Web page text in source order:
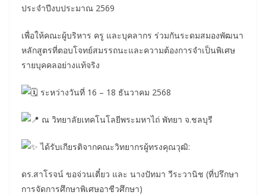
ประจำปีงบประมาณ 2569
เพื่อให้คณะผู้บริหาร ครู และบุคลากร ร่วมกันระดมสมองพัฒนา
หลักสูตรที่ตอบโจทย์สมรรถนะและความต้องการจำเป็นพิเศษ
รายบุคคลอย่างแท้จริง
ระหว่างวันที่ 16 – 18 ธันวาคม 2568
ณ วิทยาลัยเทคโนโลยีพระมหาไถ่ พัทยา จ.ชลบุรี
ได้รับเกียรติจากคณะวิทยากรผู้ทรงคุณวุฒิ:
ดร.สาโรจน์ ขอจ่วนเตี๋ยว และ นางปัทมา วีระวานิช (ที่ปรึกษา
การจัดการศึกษาพิเศษอาชีวศึกษา)